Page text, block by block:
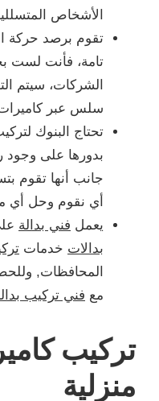
الأشخاص
تقوم برصد حركة
تامة، فأنت لست
الشركات، سيتم
سلس عبر كاميرات
تحتاج البنوك
بدورها على وجود
جانب أنها تقوم
أي نقوم وحل أي
يعمل فني بدالة
بدالات خدمات
المحافظات,
مع فني تركيب
تركيب
منزلية